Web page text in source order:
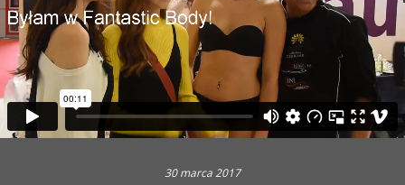
30 marca 2017